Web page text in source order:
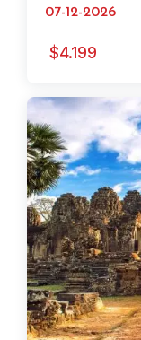
07-12-2026
$4.199